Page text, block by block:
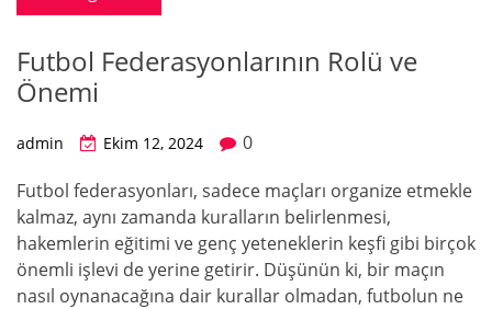
Futbol Federasyonlarının Rolü ve
Önemi
admin Ekim 12, 2024
0
Futbol federasyonları, sadece maçları organize etmekle
kalmaz, aynı zamanda kuralların belirlenmesi,
hakemlerin eğitimi ve genç yeteneklerin keşfi gibi birçok
önemli işlevi de yerine getirir. Düşünün ki, bir maçın
nasıl oynanacağına dair kurallar olmadan, futbolun ne